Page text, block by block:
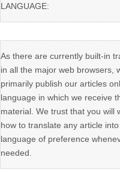
LANGUAGE:
As there are currently built-in
in all the major web browsers,
primarily publish our articles
language in which we receive
material. We trust that you will
how to translate any article
language of preference
needed.